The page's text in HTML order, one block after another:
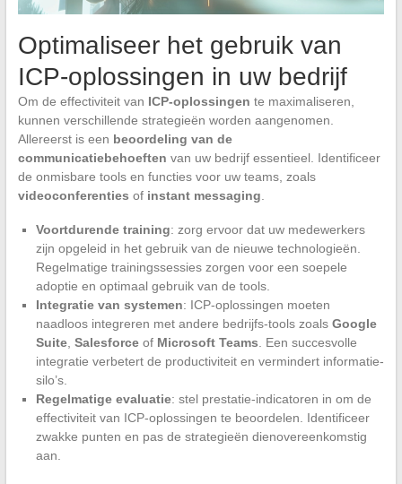
Optimaliseer het gebruik van
ICP-oplossingen in uw bedrijf
Om de effectiviteit van ICP-oplossingen te maximaliseren,
kunnen verschillende strategieën worden aangenomen.
Allereerst is een beoordeling van de
communicatiebehoeften van uw bedrijf essentieel. Identificeer
de onmisbare tools en functies voor uw teams, zoals
videoconferenties of instant messaging
Voortdurende training: zorg ervoor dat uw medewerkers
zijn opgeleid in het gebruik van de nieuwe technologieën.
Regelmatige trainingssessies zorgen voor een soepele
adoptie en optimaal gebruik van de tools.
Integratie van systemen: ICP-oplossingen moeten
naadloos integreren met andere bedrijfs-tools zoals Google
Suite, Salesforceof Microsoft Teams . Een succesvolle
integratie verbetert de productiviteit en vermindert informatie-
silo’s.
Regelmatige evaluatie: stel prestatie-indicatoren in om de
effectiviteit van ICP-oplossingen te beoordelen. Identificeer
zwakke punten en pas de strategieën dienovereenkomstig
aan.